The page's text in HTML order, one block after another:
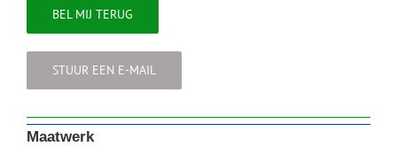
BEL MIJ TERUG
STUUR EEN E-MAIL
Maatwerk